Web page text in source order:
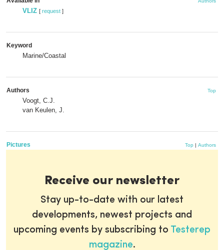
VLIZ [ request ]
Keyword
Marine/Coastal
Authors Top
Voogt, C.J.
van Keulen, J.
Pictures Top | Authors
Receive our newsletter
Stay up-to-date with our latest
developments, newest projects and
upcoming events by subscribing to Testerep
magazine.